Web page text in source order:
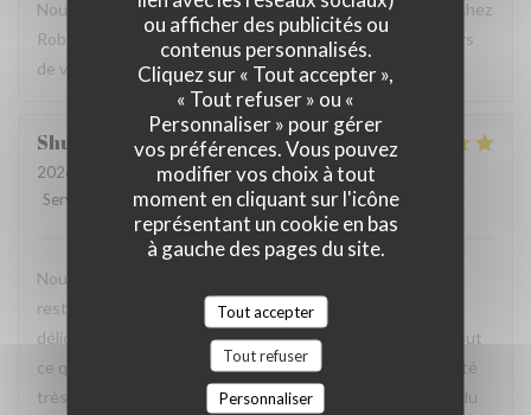
ou afficher des publicités ou
contenus personnalisés.
Cliquez sur « Tout accepter »,
« Tout refuser » ou «
Personnaliser » pour gérer
vos préférences. Vous pouvez
modifier vos choix à tout
moment en cliquant sur l'icône
représentant un cookie en bas
à gauche des pages du site.
Tout accepter
Tout refuser
Personnaliser
Nous sommes ravis que vous ayez passé un bon moment chez
Robert et Louise, que nous serons heureux de rééditer lors
de votre prochain passage.
Shunkuei C
2026-07-16
- 19:30 - Couverts 2
Service
Ambiance: 5/5 Cuisine:5/5 Qualité / Prix
Nous avons passé une excellente soirée dans votre
restaurant lors de notre voyage à Paris. Les plats étaient
délicieux, parfaitement présentés et pleins de saveurs. Tout
ce que nous avons commandé était excellent. L’équipe a été
très accueillante, souriante et attentionnée tout au long du